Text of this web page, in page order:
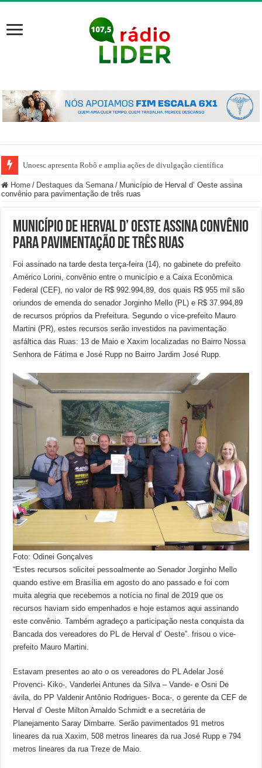
Unoesc apresenta Robô e amplia ações de divulgação científica
Home / Destaques da Semana / Município de Herval d’ Oeste assina
convênio para pavimentação de três ruas
Município de Herval d’ Oeste assina convênio
para pavimentação de três ruas
Foi assinado na tarde desta terça-feira (14), no gabinete do prefeito
Américo Lorini, convênio entre o município e a Caixa Econômica
Federal (CEF), no valor de R$ 992.994,89, dos quais R$ 955 mil são
oriundos de emenda do senador Jorginho Mello (PL) e R$ 37.994,89
de recursos próprios da Prefeitura. Segundo o vice-prefeito Mauro
Martini (PR), estes recursos serão investidos na pavimentação
asfáltica das Ruas: 13 de Maio e Xaxim localizadas no Bairro Nossa
Senhora de Fátima e José Rupp no Bairro Jardim José Rupp.
Foto: Odinei Gonçalves
“Estes recursos solicitei pessoalmente ao Senador Jorginho Mello
quando estive em Brasília em agosto do ano passado e foi com
muita alegria que recebemos a notícia no final de 2019 que os
recursos haviam sido empenhados e hoje estamos aqui assinando
este convênio. Também agradeço a participação nesta conquista da
Bancada dos vereadores do PL de Herval d’ Oeste”. frisou o vice-
prefeito Mauro Martini.
Estavam presentes ao ato o os vereadores do PL Adelar José
Provenci- Kiko-, Vanderlei Antunes da Silva – Vande- e Osni De
ávila, do PP Valdenir Antônio Rodrigues- Boca-, o gerente da CEF de
Herval d’ Oeste Milton Arnaldo Schmidt e a secretária de
Planejamento Saray Dimbarre. Serão pavimentados 91 metros
lineares da rua Xaxim, 508 metros lineares da rua José Rupp e 794
metros lineares da rua Treze de Maio.